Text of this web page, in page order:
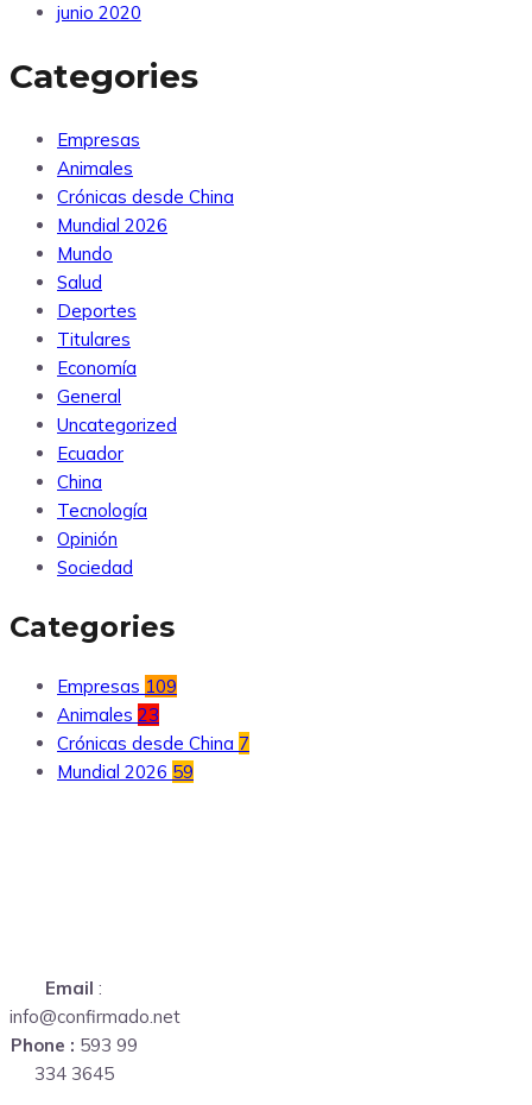
junio 2020
Categories
Empresas
Animales
Crónicas desde China
Mundial 2026
Mundo
Salud
Deportes
Titulares
Economía
General
Uncategorized
Ecuador
China
Tecnología
Opinión
Sociedad
Categories
Empresas 109
Animales 23
Crónicas desde China 7
Mundial 2026 59
Email :
info@confirmado.net
Phone : 593 99
334 3645